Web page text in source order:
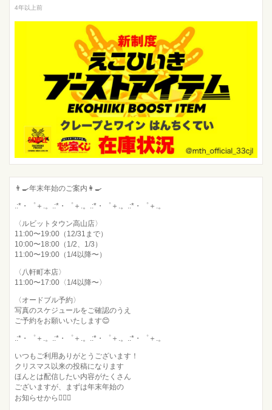
4年以上前
👨‍🍳年末年始のご案内👩‍🍳
.:*・゜＋.。.:*・゜＋.。.:*・゜＋.。.:*・゜＋.。
〈ルビットタウン高山店〉
11:00〜19:00（12/31まで）
10:00〜18:00（1/2、1/3）
11:00〜19:00（1/4以降〜）
〈八軒町本店〉
11:00〜17:00〈1/4以降〜〉
〈オードブル予約〉
写真のスケジュールをご確認のうえ
ご予約をお願いいたします😊
.:*・゜＋.。.:*・゜＋.。.:*・゜＋.。.:*・゜＋.。
いつもご利用ありがとうございます！
クリスマス以来の投稿になります
ほんとは配信したい内容がたくさん
ございますが、まずは年末年始の
お知らせから💁‍♂️✨